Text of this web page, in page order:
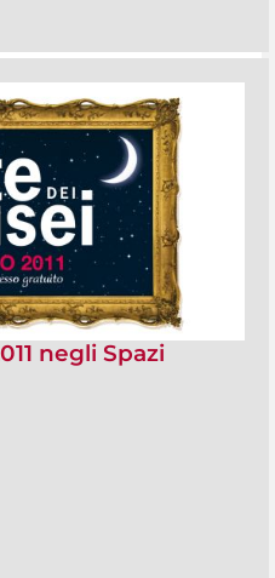
negli Spazi